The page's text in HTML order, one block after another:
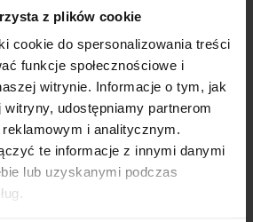
z plików cookie
cookie do spersonalizowania treści
funkcje społecznościowe i
witrynie. Informacje o tym, jak
udostępniamy partnerom
i analitycznym.
te informacje z innymi danymi
lub uzyskanymi podczas
Home - zapisz się do naszego
SUBSKRYBUJ